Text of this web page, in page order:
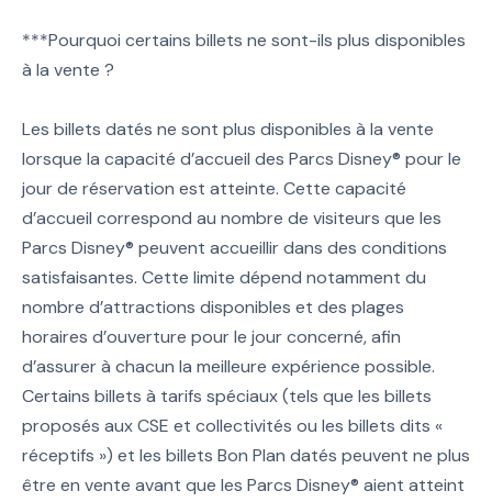
***Pourquoi certains billets ne sont-ils plus disponibles
à la vente ?
Les billets datés ne sont plus disponibles à la vente
lorsque la capacité d’accueil des Parcs Disney® pour le
jour de réservation est atteinte. Cette capacité
d’accueil correspond au nombre de visiteurs que les
Parcs Disney® peuvent accueillir dans des conditions
satisfaisantes. Cette limite dépend notamment du
nombre d’attractions disponibles et des plages
horaires d’ouverture pour le jour concerné, afin
d’assurer à chacun la meilleure expérience possible.
Certains billets à tarifs spéciaux (tels que les billets
proposés aux CSE et collectivités ou les billets dits «
réceptifs ») et les billets Bon Plan datés peuvent ne plus
être en vente avant que les Parcs Disney® aient atteint